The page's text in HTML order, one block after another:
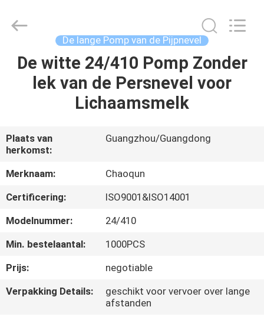
HUIS
PRODUCTEN
ONGEVEER
ONS
FABRIEKSREIS
CONTACTEER
ONS
Reserved.
De lange Pomp van de Pijpnevel
De witte 24/410 Pomp Zonder
lek van de Persnevel voor
Lichaamsmelk
Plaats van
herkomst:
Guangzhou/Guangdong
Merknaam:
Chaoqun
Certificering:
ISO9001&ISO14001
Modelnummer:
24/410
Min. bestelaantal:
1000PCS
Prijs:
negotiable
Verpakking Details:
geschikt voor vervoer over lange
afstanden